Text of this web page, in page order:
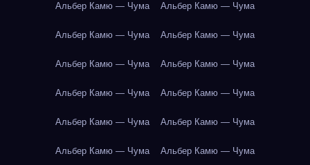
Альбер Камю — Чума Альбер Камю — Чума
Альбер Камю — Чума Альбер Камю — Чума
Альбер Камю — Чума Альбер Камю — Чума
Альбер Камю — Чума Альбер Камю — Чума
Альбер Камю — Чума Альбер Камю — Чума
Альбер Камю — Чума Альбер Камю — Чума